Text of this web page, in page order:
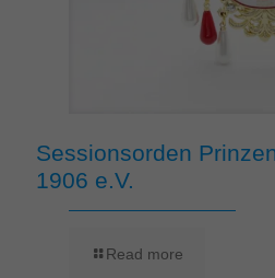
Sessionsorden
1906 e.V.
Read more